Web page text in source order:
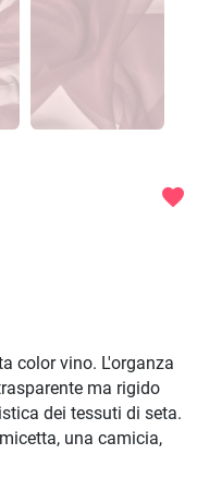
favorite
color vino. L'organza
ma rigido
dei tessuti di seta.
una camicia,